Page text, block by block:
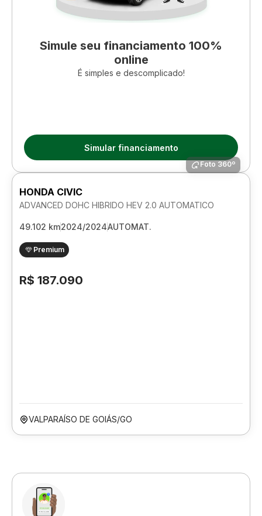
Simule seu financiamento 100%
online
É simples e descomplicado!
Simular financiamento
Foto 360º
HONDA CIVIC
ADVANCED DOHC HIBRIDO HEV 2.0 AUTOMATICO
49.102 km2024/2024AUTOMAT.
Premium
R$ 187.090
VALPARAÍSO DE GOIÁS/GO